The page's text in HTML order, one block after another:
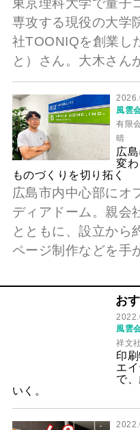
東京理科大学で量子
専攻する現役の大学
社TOONIQを創業し
と）さん。大木さん
風雲
有限
晴
広
変
ものづくりを切り拓く
広島市内中心部にオ
ディアドーム。親会
とともに、設立から
ページ制作などを手
お
風雲
祥文
印
エ
で
いく。